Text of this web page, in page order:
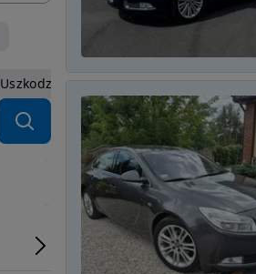
Uszkodzony